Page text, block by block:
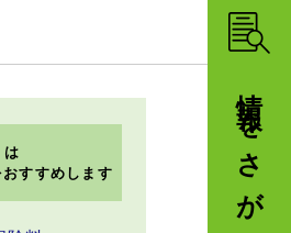
情報をさがす
は
すすめします